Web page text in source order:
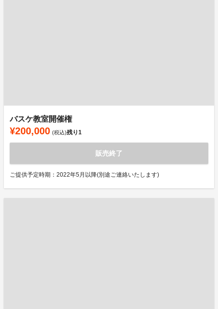
バスケ教室開催権
¥200,000 (税込)残り1
販売終了
ご提供予定時期：2022年5月以降(別途ご連絡いたします)